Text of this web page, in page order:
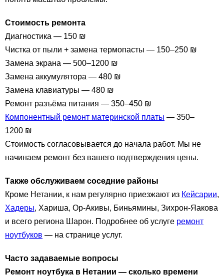
Стоимость ремонта
Диагностика — 150 ₪
Чистка от пыли + замена термопасты — 150–250 ₪
Замена экрана — 500–1200 ₪
Замена аккумулятора — 480 ₪
Замена клавиатуры — 480 ₪
Ремонт разъёма питания — 350–450 ₪
Компонентный ремонт материнской платы — 350–
1200 ₪
Стоимость согласовывается до начала работ. Мы не
начинаем ремонт без вашего подтверждения цены.
Также обслуживаем соседние районы
Кроме Нетании, к нам регулярно приезжают из Кейсарии,
Хадеры, Хариша, Ор-Акивы, Биньямины, Зихрон-Яакова
и всего региона Шарон. Подробнее об услуге ремонт
ноутбуков — на странице услуг.
Часто задаваемые вопросы
Ремонт ноутбука в Нетании — сколько времени